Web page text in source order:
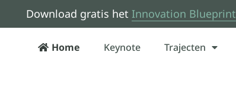
Download gratis het Innovation Blueprint
Home Keynote Trajecten